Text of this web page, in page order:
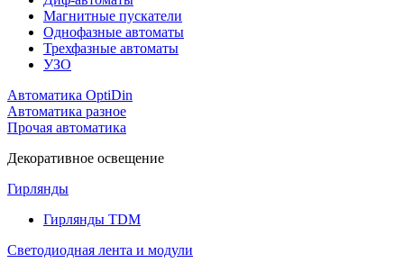
Магнитные пускатели
Однофазные автоматы
Трехфазные автоматы
УЗО
Автоматика OptiDin
Автоматика разное
Прочая автоматика
Декоративное освещение
Гирлянды
Гирлянды TDM
Светодиодная лента и модули